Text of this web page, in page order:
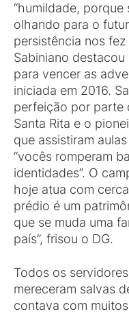
“humildade,
olhando para o
persistência nos
Sabiniano
para vencer as
iniciada em 2016.
perfeição por parte
Santa Rita e o
que assistiram
“vocês romperam
identidades”. O
hoje atua com
prédio é um
que se muda uma
país”, frisou o DG.
Todos os
mereceram salvas
contava com